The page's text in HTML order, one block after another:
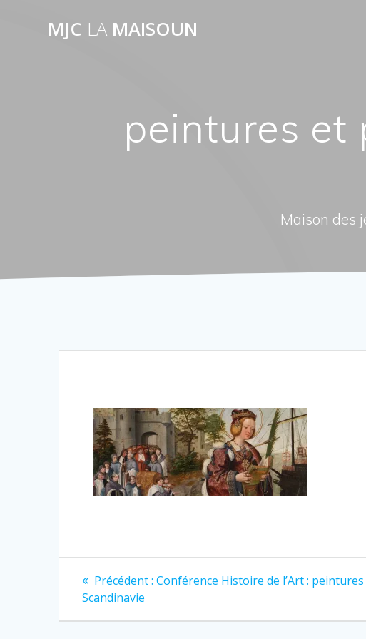
MJC LA MAISOUN
peintures et
Maison des
Navigation
de
Précédent : Article
Conférence Histoire de l’Art :
Scandinavie